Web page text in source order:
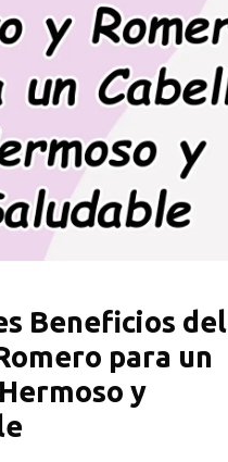
Beneficios del
para un
y